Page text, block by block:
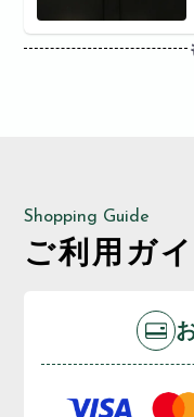
Shopping Guide
ご利用ガ